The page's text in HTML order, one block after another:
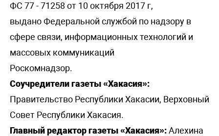
ФС 77 - 71258 от 10 октября 2017 г,
выдано Федеральной службой по надзору в
сфере связи, информационных технологий и
массовых коммуникаций
Роскомнадзор.
Соучредители газеты «Хакасия»:
Правительство Республики Хакасии, Верховный
Совет Республики Хакасия.
Главный редактор газеты «Хакасия»:Алехина